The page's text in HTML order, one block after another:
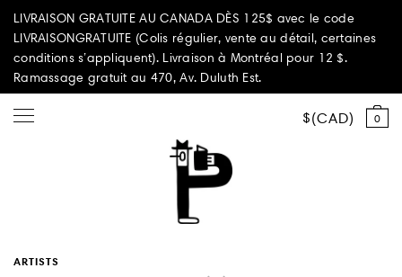
LIVRAISON GRATUITE AU CANADA DÈS 125$ avec le code
LIVRAISONGRATUITE (Colis régulier, vente au détail, certaines
conditions s’appliquent). Livraison à Montréal pour 12 $.
Ramassage gratuit au 470, Av. Duluth Est.
0
CAD
ARTISTS